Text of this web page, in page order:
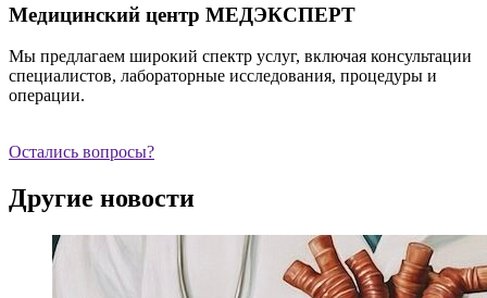
Медицинский центр МЕДЭКСПЕРТ
Мы предлагаем широкий спектр услуг, включая консультации
специалистов, лабораторные исследования, процедуры и
операции.
Остались вопросы?
Другие новости